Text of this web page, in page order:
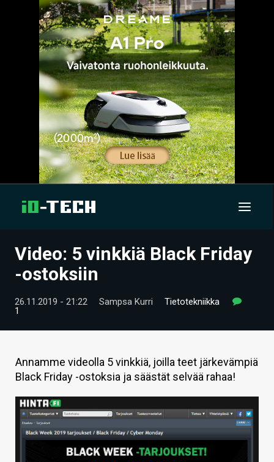
UUTISET
VIDEOT
TIETOA
KAUPPA
VAIHDA TEEMA
Video: 5 vinkkiä Black Friday
-ostoksiin
26.11.2019 - 21:22 Sampsa Kurri
Tietotekniikka
1
Annamme videolla 5 vinkkiä, joilla teet järkevämpiä
Black Friday -ostoksia ja säästät selvää rahaa!